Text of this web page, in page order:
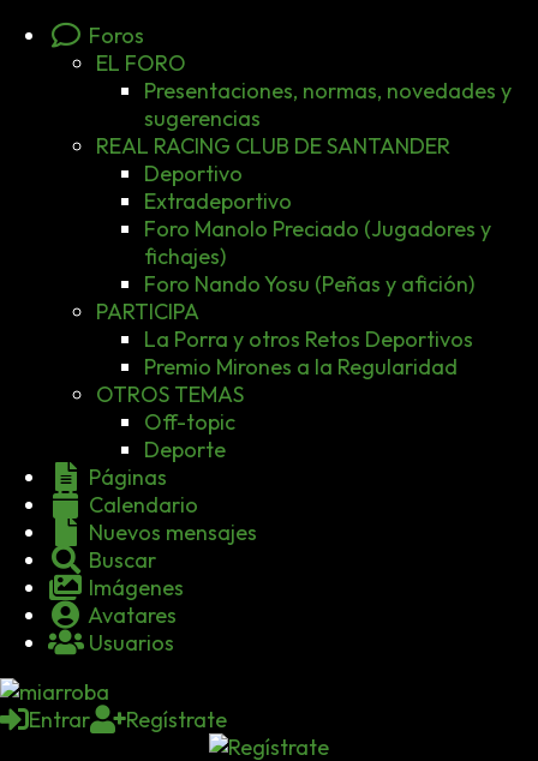
Foros
EL FORO
Presentaciones, normas, novedades y
sugerencias
REAL RACING CLUB DE SANTANDER
Deportivo
Extradeportivo
Foro Manolo Preciado (Jugadores y
fichajes)
Foro Nando Yosu (Peñas y afición)
PARTICIPA
La Porra y otros Retos Deportivos
Premio Mirones a la Regularidad
OTROS TEMAS
Off-topic
Deporte
Páginas
Calendario
Nuevos mensajes
Buscar
Imágenes
Avatares
Usuarios
Entrar Regístrate